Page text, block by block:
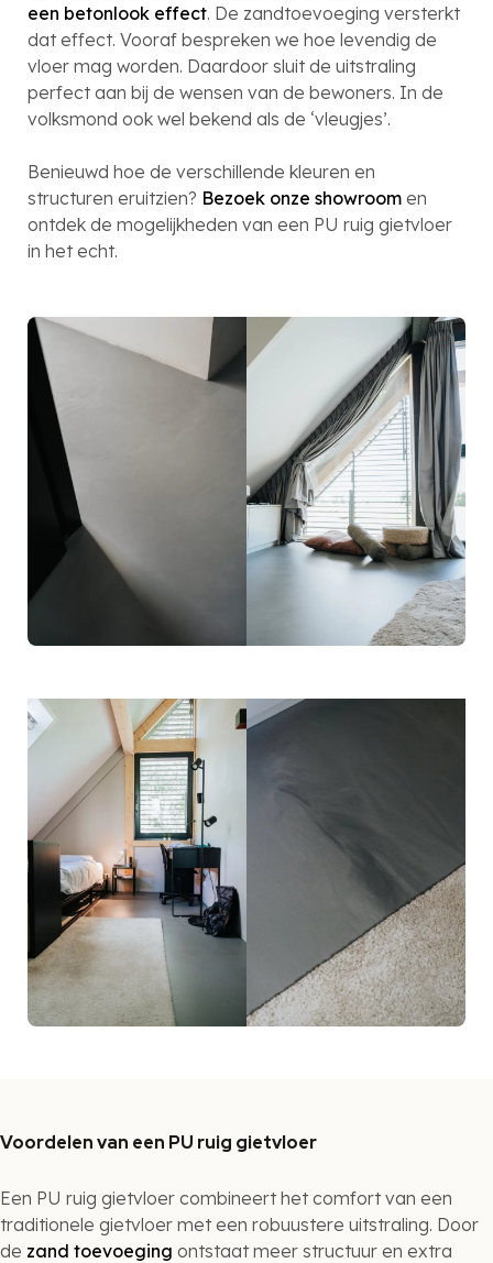
een betonlook effect. De zandtoevoeging versterkt
dat effect. Vooraf bespreken we hoe levendig de
vloer mag worden. Daardoor sluit de uitstraling
perfect aan bij de wensen van de bewoners. In de
volksmond ook wel bekend als de ‘vleugjes’.
Benieuwd hoe de verschillende kleuren en
structuren eruitzien? Bezoek onze showroomen
ontdek de mogelijkheden van een PU ruig gietvloer
in het echt.
Voordelen van een PU ruig gietvloer
Een PU ruig gietvloer combineert het comfort van een
traditionele gietvloer met een robuustere uitstraling. Door
de zand toevoeging ontstaat meer structuur en extra